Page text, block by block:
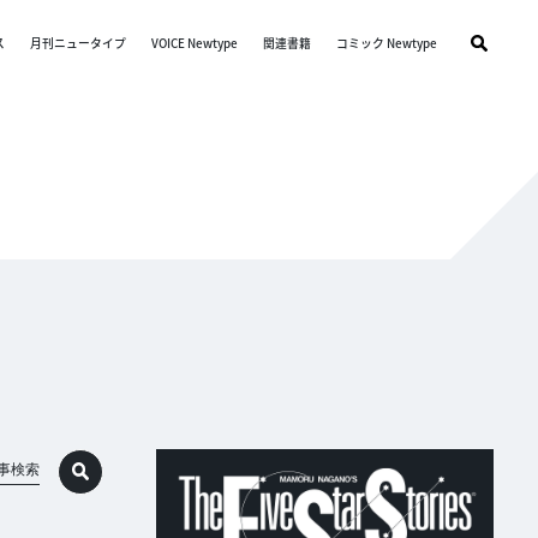
月刊ニュータイプ VOICE Newtype 関連書籍 コミック Newtype
検索